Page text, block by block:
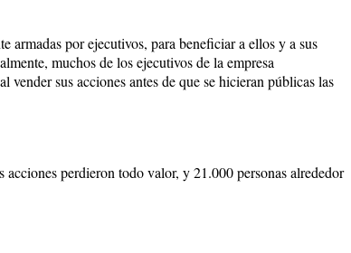
armadas por ejecutivos, para beneficiar a ellos y a sus
muchos de los ejecutivos de la empresa
vender sus acciones antes de que se hicieran públicas las
perdieron todo valor, y 21.000 personas alrededor